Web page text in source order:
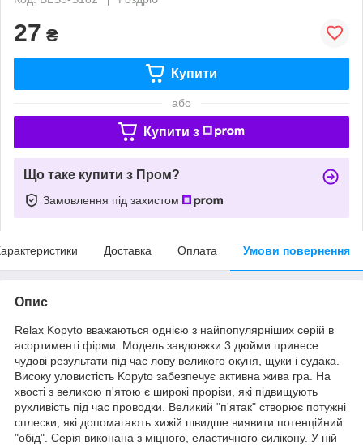
27 ₴
Купити
або
Купити з
Що таке купити з Пром?
Замовлення під захистом
Доставка Оплата Умови повернення
Опис
Relax Kopyto вважаються однією з найпопулярніших серій в
асортименті фірми. Модель завдовжки 3 дюйми принесе
чудові результати під час лову великого окуня, щуки і судака.
Високу уловистість Kopyto забезпечує активна жива гра. На
хвості з великою п'ятою є широкі прорізи, які підвищують
рухливість під час проводки. Великий "п'ятак" створює потужні
сплески, які допомагають хижій швидше виявити потенційний
"обід". Серія виконана з міцного, еластичного силікону. У ній